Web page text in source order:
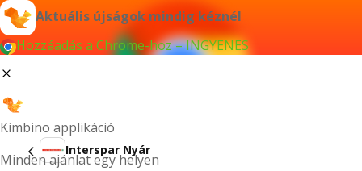
Aktuális újságok mindig kéznél
Hozzáadás a Chrome-hoz – INGYENES
Kimbino applikáció
Minden ajánlat egy helyen
Interspar Nyár